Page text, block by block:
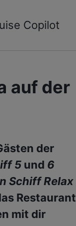
Copilot
auf der
der
5 und 6
Schiff Relax
Restaurant
mit dir